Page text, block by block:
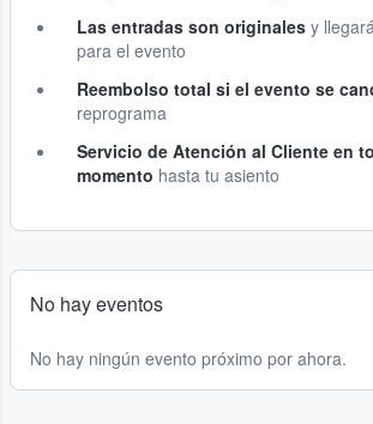
Las entradas son originales y
para el evento
Reembolso total si el evento se
reprograma
Servicio de Atención al Cliente en
momento hasta tu asiento
No hay eventos
No hay ningún evento próximo por ahora.